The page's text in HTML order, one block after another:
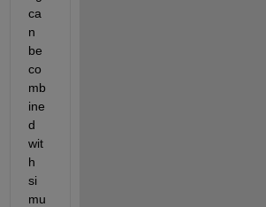
ca
n
be
co
mb
ine
d
wit
h
si
mu